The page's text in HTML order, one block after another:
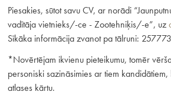
Piesakies, sūtot savu CV, ar norādi
vadītāja vietnieks/-ce - Zootehniķis/-e”, uz
Sīkāka informācija zvanot pa tālruni:
*Novērtējam ikvienu pieteikumu, tomēr
personiski sazināsimies ar tiem
atlases kārtu.